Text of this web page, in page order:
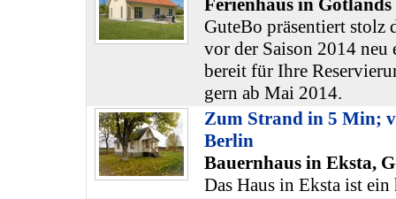
Ferienhaus in
GuteBo präsentiert stolz
vor der Saison 2014
bereit für Ihre
gern ab Mai 2014.
Zum Strand in 5 Min;
Berlin
Bauernhaus in Eksta,
Das Haus in Eksta ist